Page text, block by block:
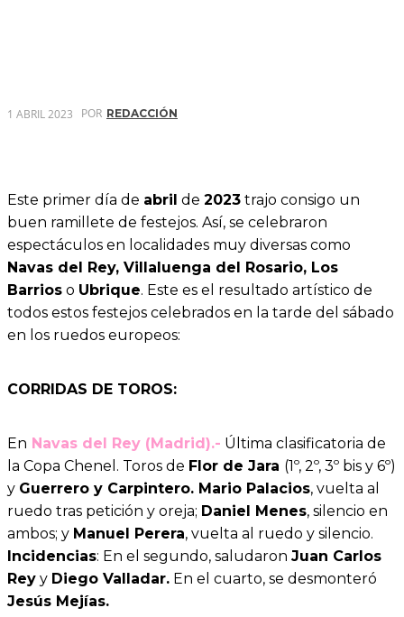
1 ABRIL 2023 POR REDACCIÓN
Este primer día de abril de 2023 trajo consigo un
buen ramillete de festejos. Así, se celebraron
espectáculos en localidades muy diversas como
Navas del Rey, Villaluenga del Rosario, Los
Barrios o Ubrique. Este es el resultado artístico de
todos estos festejos celebrados en la tarde del sábado
en los ruedos europeos:
CORRIDAS DE TOROS:
En Navas del Rey (Madrid).- Última clasificatoria de
la Copa Chenel. Toros de Flor de Jara (1º, 2º, 3º bis y 6º)
y Guerrero y Carpintero. Mario Palacios, vuelta al
ruedo tras petición y oreja; Daniel Menes, silencio en
ambos; y Manuel Perera, vuelta al ruedo y silencio.
Incidencias: En el segundo, saludaron Juan Carlos
Rey y Diego Valladar. En el cuarto, se desmonteró
Jesús Mejías.